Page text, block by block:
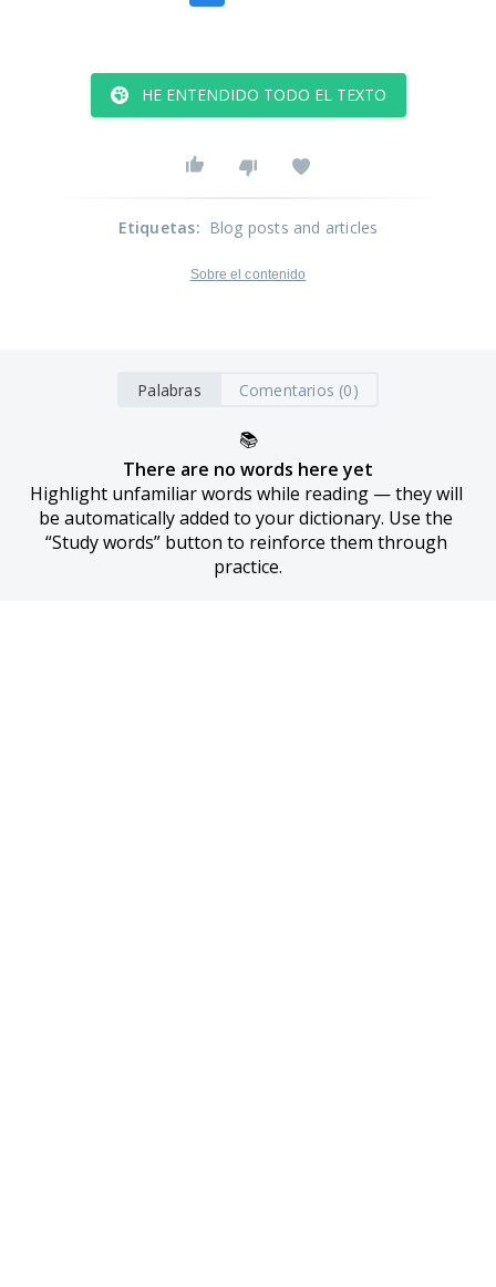
HE ENTENDIDO TODO EL TEXTO
Etiquetas: Blog posts and articles
Sobre el contenido
Palabras Comentarios (0)
📚
There are no words here yet
Highlight unfamiliar words while reading — they will
be automatically added to your dictionary. Use the
“Study words” button to reinforce them through
practice.